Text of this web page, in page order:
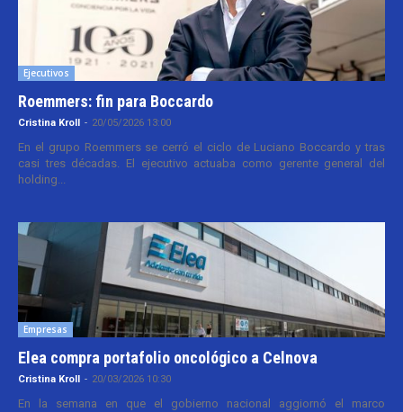
Ejecutivos
Roemmers: fin para Boccardo
Cristina Kroll - 20/05/2026 13:00
En el grupo Roemmers se cerró el ciclo de Luciano Boccardo y tras
casi tres décadas. El ejecutivo actuaba como gerente general del
holding...
Empresas
Elea compra portafolio oncológico a Celnova
Cristina Kroll - 20/03/2026 10:30
En la semana en que el gobierno nacional aggiornó el marco